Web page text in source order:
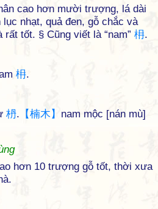
cao hơn mười trượng, lá dài
nhạt, quả đen, gỗ chắc và
tốt. § Cũng viết là “nam” 枏.
枏.
枬. 【楠木 】 nam mộc [nán mù]
hơn 10 trượng gỗ tốt, thời xưa